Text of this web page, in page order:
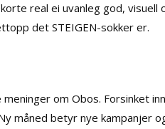
real ei uvanleg god, visuell
det STEIGEN-sokker er.
om Obos. Forsinket
måned betyr nye kampanjer